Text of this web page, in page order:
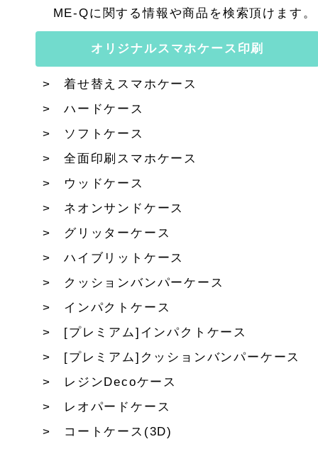
ME-Qに関する情報や商品を検索頂けます。
オリジナルスマホケース印刷
着せ替えスマホケース
ハードケース
ソフトケース
全面印刷スマホケース
ウッドケース
ネオンサンドケース
グリッターケース
ハイブリットケース
クッションバンパーケース
インパクトケース
[プレミアム]インパクトケース
[プレミアム]クッションバンパーケース
レジンDecoケース
レオパードケース
コートケース(3D)